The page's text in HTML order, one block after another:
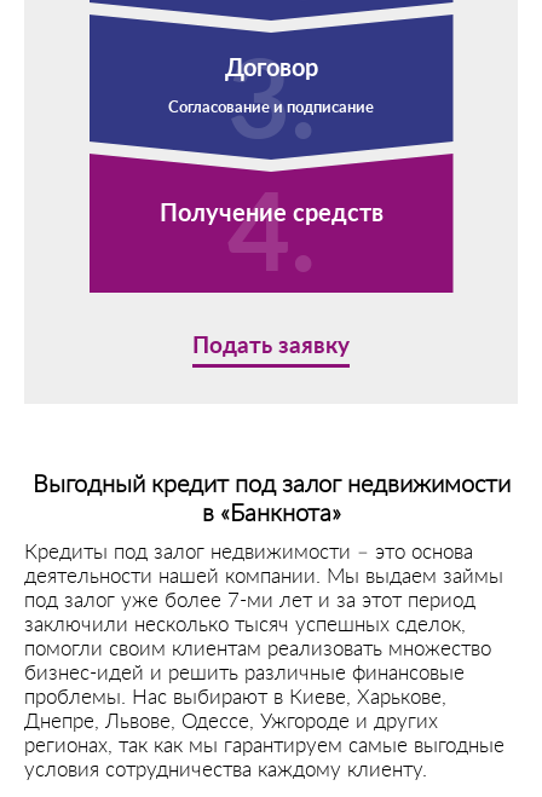
Договор
Согласование и подписание
Получение средств
Подать заявку
Выгодный кредит под залог недвижимости
в «Банкнота»
Кредиты под залог недвижимости – это основа
деятельности нашей компании. Мы выдаем займы
под залог уже более 7-ми лет и за этот период
заключили несколько тысяч успешных сделок,
помогли своим клиентам реализовать множество
бизнес-идей и решить различные финансовые
проблемы. Нас выбирают в Киеве, Харькове,
Днепре, Львове, Одессе, Ужгороде и других
регионах, так как мы гарантируем самые выгодные
условия сотрудничества каждому клиенту.